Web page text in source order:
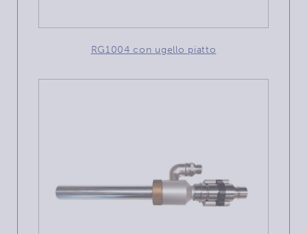
RG1004 con ugello piatto